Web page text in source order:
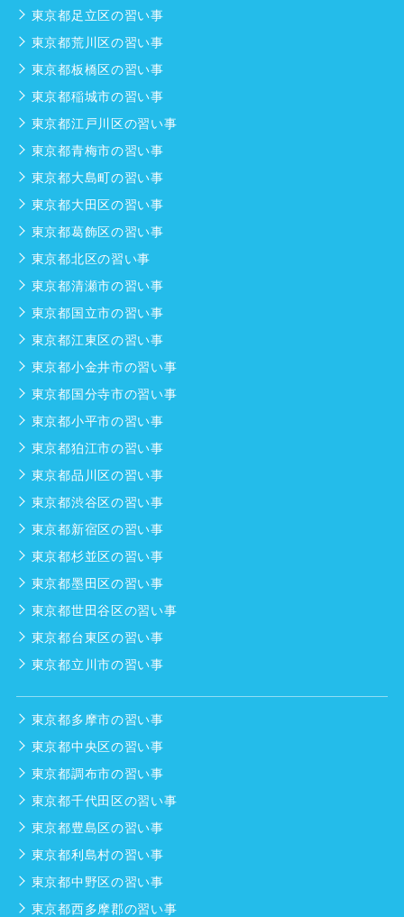
東京都足立区の習い事
東京都荒川区の習い事
東京都板橋区の習い事
東京都稲城市の習い事
東京都江戸川区の習い事
東京都青梅市の習い事
東京都大島町の習い事
東京都大田区の習い事
東京都葛飾区の習い事
東京都北区の習い事
東京都清瀬市の習い事
東京都国立市の習い事
東京都江東区の習い事
東京都小金井市の習い事
東京都国分寺市の習い事
東京都小平市の習い事
東京都狛江市の習い事
東京都品川区の習い事
東京都渋谷区の習い事
東京都新宿区の習い事
東京都杉並区の習い事
東京都墨田区の習い事
東京都世田谷区の習い事
東京都台東区の習い事
東京都立川市の習い事
東京都多摩市の習い事
東京都中央区の習い事
東京都調布市の習い事
東京都千代田区の習い事
東京都豊島区の習い事
東京都利島村の習い事
東京都中野区の習い事
東京都西多摩郡の習い事